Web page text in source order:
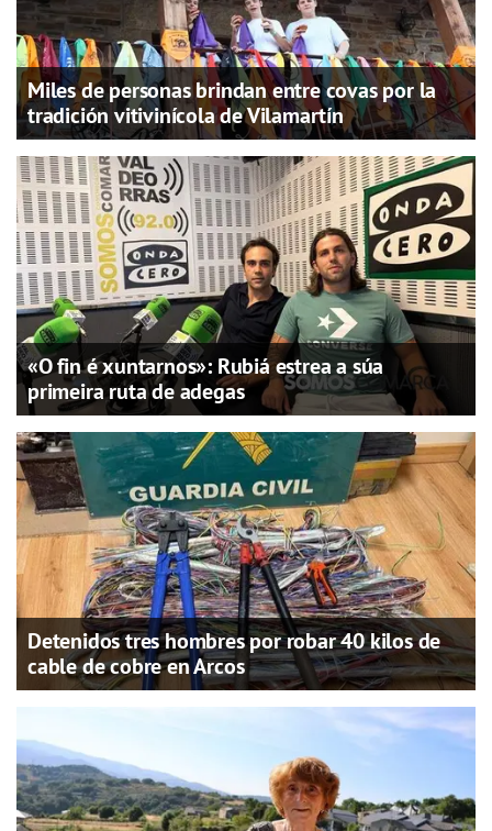
Miles de personas brindan entre covas por la
tradición vitivinícola de Vilamartín
«O fin é xuntarnos»: Rubiá estrea a súa
primeira ruta de adegas
Detenidos tres hombres por robar 40 kilos de
cable de cobre en Arcos